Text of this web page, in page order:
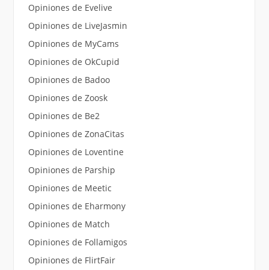
Opiniones de Evelive
Opiniones de LiveJasmin
Opiniones de MyCams
Opiniones de OkCupid
Opiniones de Badoo
Opiniones de Zoosk
Opiniones de Be2
Opiniones de ZonaCitas
Opiniones de Loventine
Opiniones de Parship
Opiniones de Meetic
Opiniones de Eharmony
Opiniones de Match
Opiniones de Follamigos
Opiniones de FlirtFair